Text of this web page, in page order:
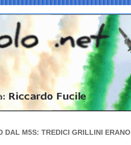
DAL M5S: TREDICI GRILLINI ERANO